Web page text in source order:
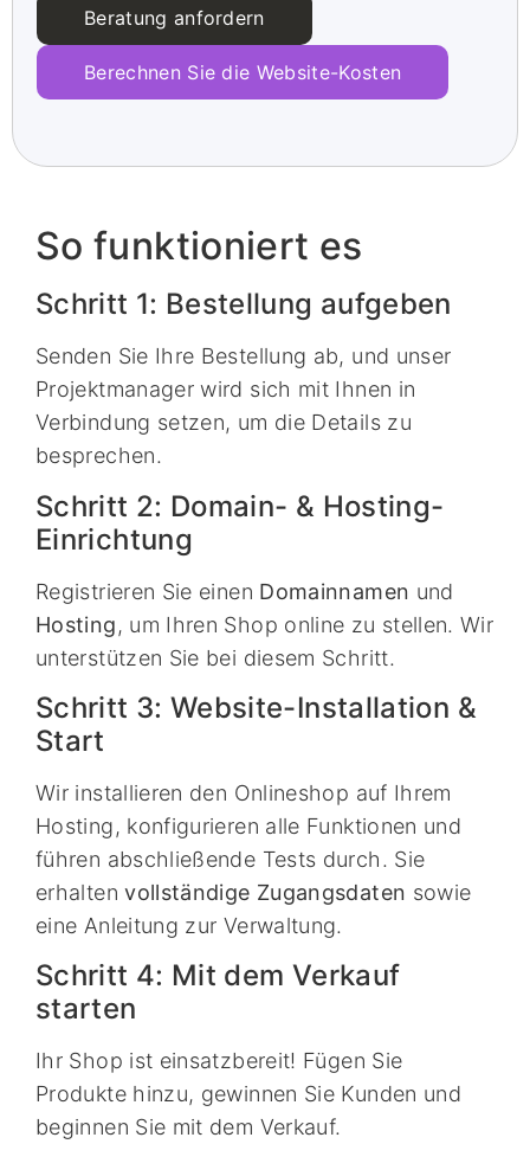
Beratung anfordern
Berechnen Sie die Website-Kosten
So funktioniert es
Schritt 1: Bestellung aufgeben
Senden Sie Ihre Bestellung ab, und unser
Projektmanager wird sich mit Ihnen in
Verbindung setzen, um die Details zu
besprechen.
Schritt 2: Domain- & Hosting-
Einrichtung
Registrieren Sie einen Domainnamen und
Hosting, um Ihren Shop online zu stellen. Wir
unterstützen Sie bei diesem Schritt.
Schritt 3: Website-Installation &
Start
Wir installieren den Onlineshop auf Ihrem
Hosting, konfigurieren alle Funktionen und
führen abschließende Tests durch. Sie
erhaltenvollständige Zugangsdaten sowie
eine Anleitung zur Verwaltung.
Schritt 4: Mit dem Verkauf
starten
Ihr Shop ist einsatzbereit! Fügen Sie
Produkte hinzu, gewinnen Sie Kunden und
beginnen Sie mit dem Verkauf.